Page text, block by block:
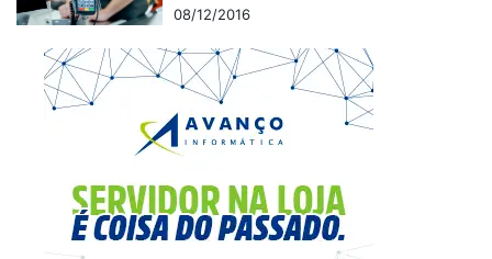
08/12/2016